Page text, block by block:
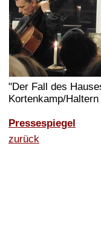
"Der Fall des
Kortenkamp/
Pressespiegel
zurück